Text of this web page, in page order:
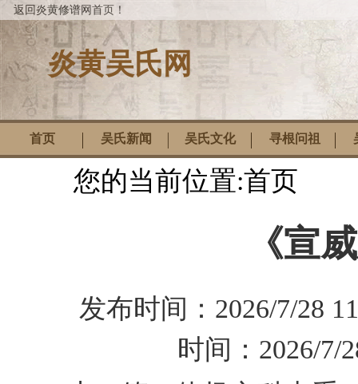
返回炎黄修谱网首页！
炎黄吴氏网
首页 吴氏新闻 吴氏文化 寻根问祖
您的当前位置:首页
《宣
发布时间： 2026/7/28
时间： 2026/7/